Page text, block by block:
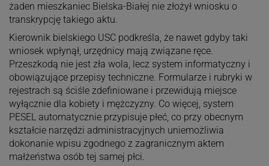
żaden mieszkaniec Bielska-Białej nie złożył wniosku o
transkrypcję takiego aktu.
Kierownik bielskiego USC podkreśla, że nawet gdyby taki
wniosek wpłynął, urzędnicy mają związane ręce.
Przeszkodą nie jest zła wola, lecz system informatyczny i
obowiązujące przepisy techniczne. Formularze i rubryki w
rejestrach są ściśle zdefiniowane i przewidują miejsce
wyłącznie dla kobiety i mężczyzny. Co więcej, system
PESEL automatycznie przypisuje płeć, co przy obecnym
kształcie narzędzi administracyjnych uniemożliwia
dokonanie wpisu zgodnego z zagranicznym aktem
małżeństwa osób tej samej płci.